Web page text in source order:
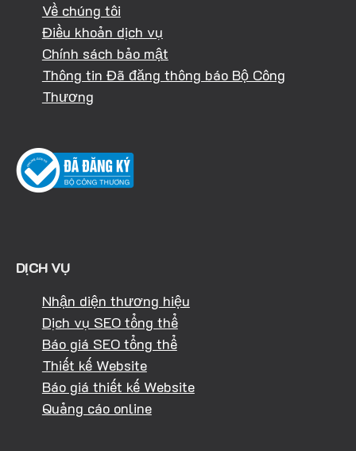
Về chúng tôi
Điều khoản dịch vụ
Chính sách bảo mật
Thông tin Đã đăng thông báo Bộ Công
Thương
DỊCH VỤ
Nhận diện thương hiệu
Dịch vụ SEO tổng thể
Báo giá SEO tổng thể
Thiết kế Website
Báo giá thiết kế Website
Quảng cáo online